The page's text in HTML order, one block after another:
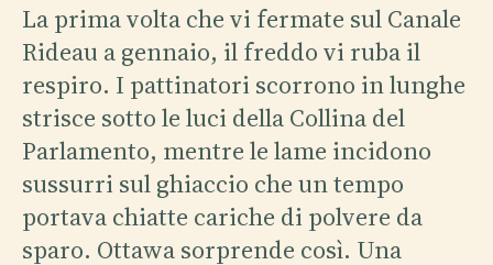
La prima volta che vi fermate sul Canale
Rideau a gennaio, il freddo vi ruba il
respiro. I pattinatori scorrono in lunghe
strisce sotto le luci della Collina del
Parlamento, mentre le lame incidono
sussurri sul ghiaccio che un tempo
portava chiatte cariche di polvere da
sparo. Ottawa sorprende così. Una